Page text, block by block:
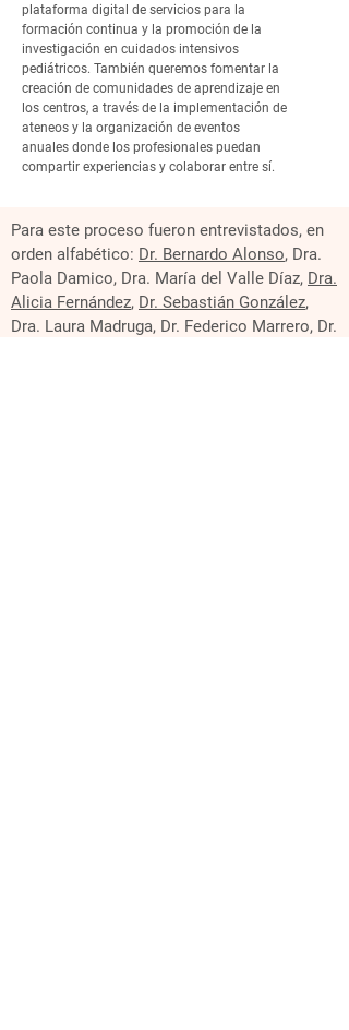
plataforma digital de servicios para la
formación continua y la promoción de la
investigación en cuidados intensivos
pediátricos. También queremos fomentar la
creación de comunidades de aprendizaje en
los centros, a través de la implementación de
ateneos y la organización de eventos
anuales donde los profesionales puedan
compartir experiencias y colaborar entre sí.
Para este proceso fueron entrevistados, en
orden alfabético: Dr. Bernardo Alonso, Dra.
Paola Damico, Dra. María del Valle Díaz, Dra.
Alicia Fernández, Dr. Sebastián González,
Dra. Laura Madruga, Dr. Federico Marrero, Dr.